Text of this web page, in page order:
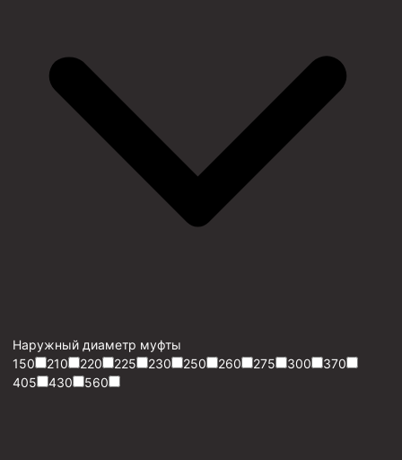
Наружный диаметр муфты
150
210 220 225 230 250 260 275 300
370
405
430 560